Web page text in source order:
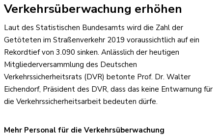
Verkehrsüberwachung erhöhen
Laut des Statistischen Bundesamts wird die Zahl der
Getöteten im Straßenverkehr 2019 voraussichtlich auf ein
Rekordtief von 3.090 sinken. Anlässlich der heutigen
Mitgliederversammlung des Deutschen
Verkehrssicherheitsrats (DVR) betonte Prof. Dr. Walter
Eichendorf, Präsident des DVR, dass das keine Entwarnung für
die Verkehrssicherheitsarbeit bedeuten dürfe.
Mehr Personal für die Verkehrsüberwachung